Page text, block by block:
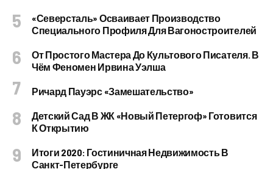
«Северсталь» Осваивает Производство
Специального Профиля Для Вагоностроителей
От Простого Мастера До Культового Писателя. В
Чём Феномен Ирвина Уэлша
Ричард Пауэрс «Замешательство»
Детский Сад В ЖК «Новый Петергоф» Готовится
К Открытию
Итоги 2020: Гостиничная Недвижимость В
Санкт-Петербурге